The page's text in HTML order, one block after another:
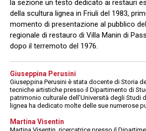
la sezione un testo dedicato ai restauri
della scultura lignea in Friuli del 1983,
momento di presentazione al pubblico
regionale di restauro di Villa Manin di
dopo il terremoto del 1976.
Giuseppina Perusini
Giuseppina Perusini è stata docente di Storia
tecniche artistiche presso il Dipartimento di
patrimonio culturale dell’Università degli Studi
lignea ha dedicato molte delle sue numerose
Martina Visentin